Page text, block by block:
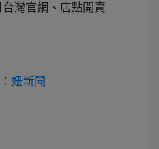
灣官網、店點開賣
妞新聞